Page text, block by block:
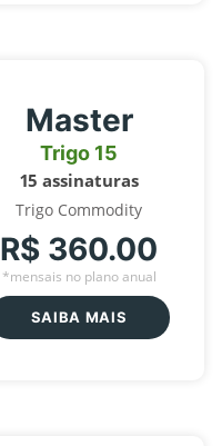
Master
Trigo 15
15 assinaturas
Trigo Commodity
R$ 360.00
*mensais no plano anual
SAIBA MAIS